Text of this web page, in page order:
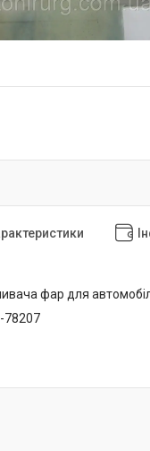
фар для
78207